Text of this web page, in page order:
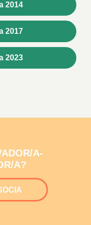
2014
2017
2023
A-
A?